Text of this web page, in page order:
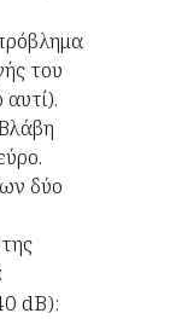
του
δύο
dB):